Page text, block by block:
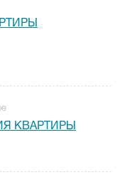
КВАРТИРЫ